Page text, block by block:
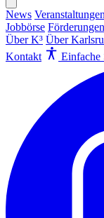
News Veranstaltungen
Jobbörse
Über K³ Über
Kontakt
Einfache